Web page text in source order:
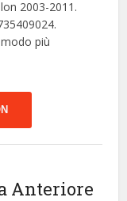
2003-2011.
più
Anteriore